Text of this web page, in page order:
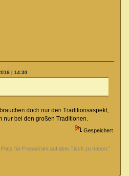
| 14:30
doch nur den Traditionsaspekt,
nur bei den großen Traditionen.
Gespeichert
für Fresskram auf dem Tisch zu haben."